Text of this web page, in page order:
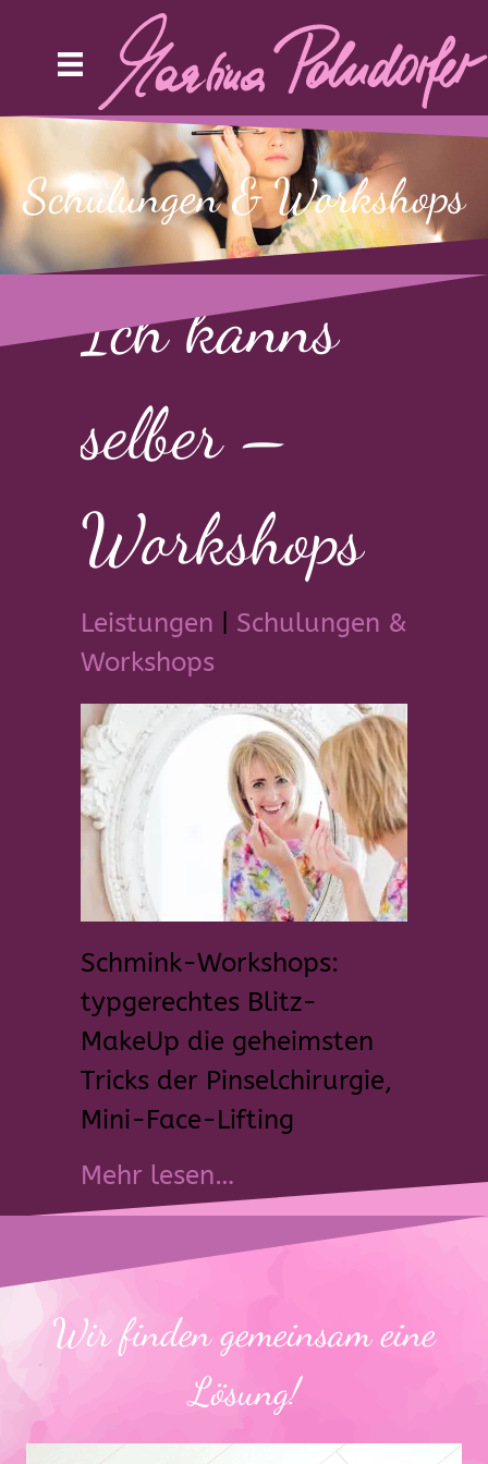
Schulungen & Workshops
Ich kanns
selber –
Workshops
Leistungen
Schulungen &
Workshops
Schmink-Workshops:
typgerechtes Blitz-
MakeUp die geheimsten
Tricks der Pinselchirurgie,
Mini-Face-Lifting
Mehr lesen… about Ich kanns
Wir finden gemeinsam eine
Lösung!